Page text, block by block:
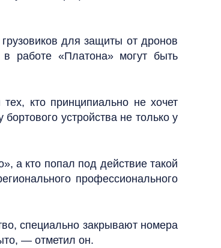
для защиты от дронов
работе «Платона» могут быть
кто принципиально не хочет
устройства не только у
а кто попал под действие такой
профессионального
специально закрывают номера
— отметил он.